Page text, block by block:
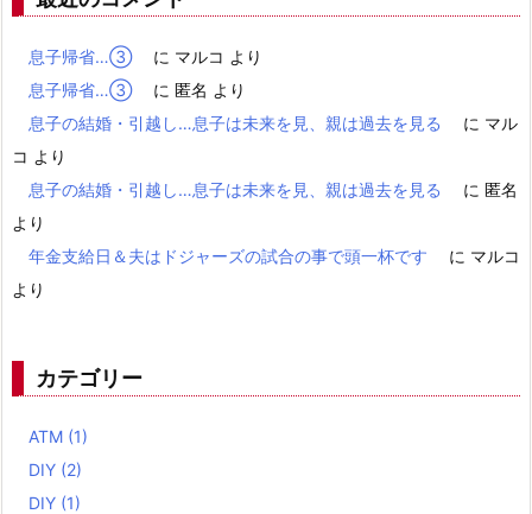
息子帰省…③ に マルコ より
息子帰省…③
に 匿名 より
息子の結婚・引越し…息子は未来を見、親は過去を見る
に マル
コ より
息子の結婚・引越し…息子は未来を見、親は過去を見る
に 匿名
より
年金支給日＆夫はドジャーズの試合の事で頭一杯です
に マルコ
より
カテゴリー
ATM (1)
DIY (2)
DIY (1)